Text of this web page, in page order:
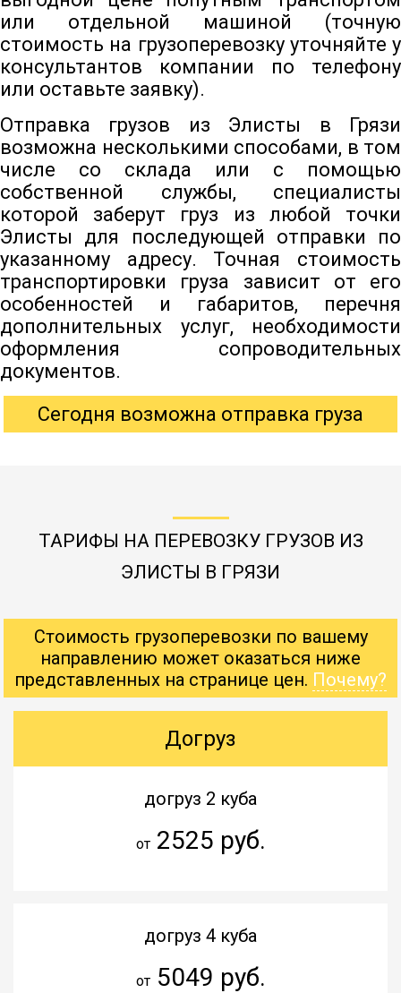
или отдельной машиной (точную
стоимость на грузоперевозку уточняйте у
консультантов компании по телефону
или оставьте заявку).
Отправка грузов из Элисты в Грязи
возможна несколькими способами, в том
числе со склада или с помощью
собственной службы, специалисты
которой заберут груз из любой точки
Элисты для последующей отправки по
указанному адресу. Точная стоимость
транспортировки груза зависит от его
особенностей и габаритов, перечня
дополнительных услуг, необходимости
оформления сопроводительных
документов.
Сегодня возможна отправка груза
ТАРИФЫ НА ПЕРЕВОЗКУ ГРУЗОВ ИЗ
ЭЛИСТЫ В ГРЯЗИ
Стоимость грузоперевозки по вашему
направлению может оказаться ниже
представленных на странице цен. Почему?
Догруз
догруз 2 куба
от2525 руб.
догруз 4 куба
от5049 руб.